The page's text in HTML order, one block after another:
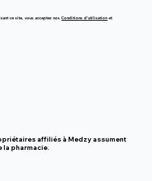
affiliés à Medzy assument
la pharmacie.
ce site, vous acceptez nosConditions d’utilisation et